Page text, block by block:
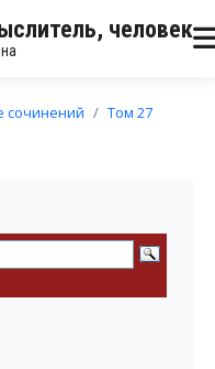
человек
сочинений
Том 27